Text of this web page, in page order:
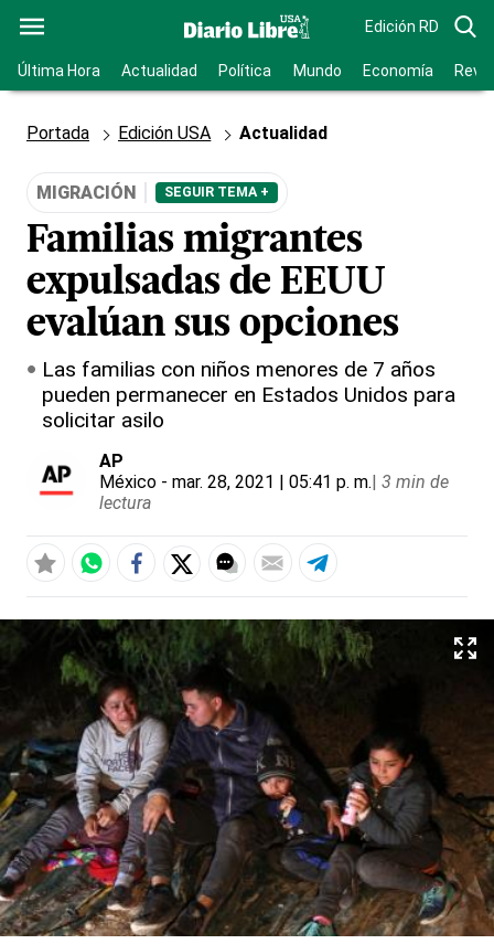
Edición RD
Última Hora Actualidad Política Mundo Economía
Portada Edición USA Actualidad
MIGRACIÓN SEGUIR TEMA +
Familias migrantes
expulsadas de EEUU
evalúan sus opciones
Las familias con niños menores de 7 años
pueden permanecer en Estados Unidos para
solicitar asilo
AP
México - mar. 28, 2021 | 05:41 p. m.| 3 min de
lectura